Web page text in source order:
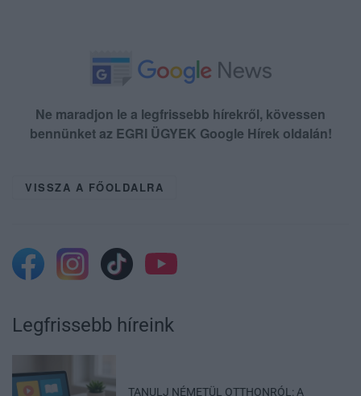
Ne maradjon le a legfrissebb hírekről, kövessen
bennünket az EGRI ÜGYEK Google Hírek oldalán!
VISSZA A FŐOLDALRA
Legfrissebb híreink
TANULJ NÉMETÜL OTTHONRÓL: A